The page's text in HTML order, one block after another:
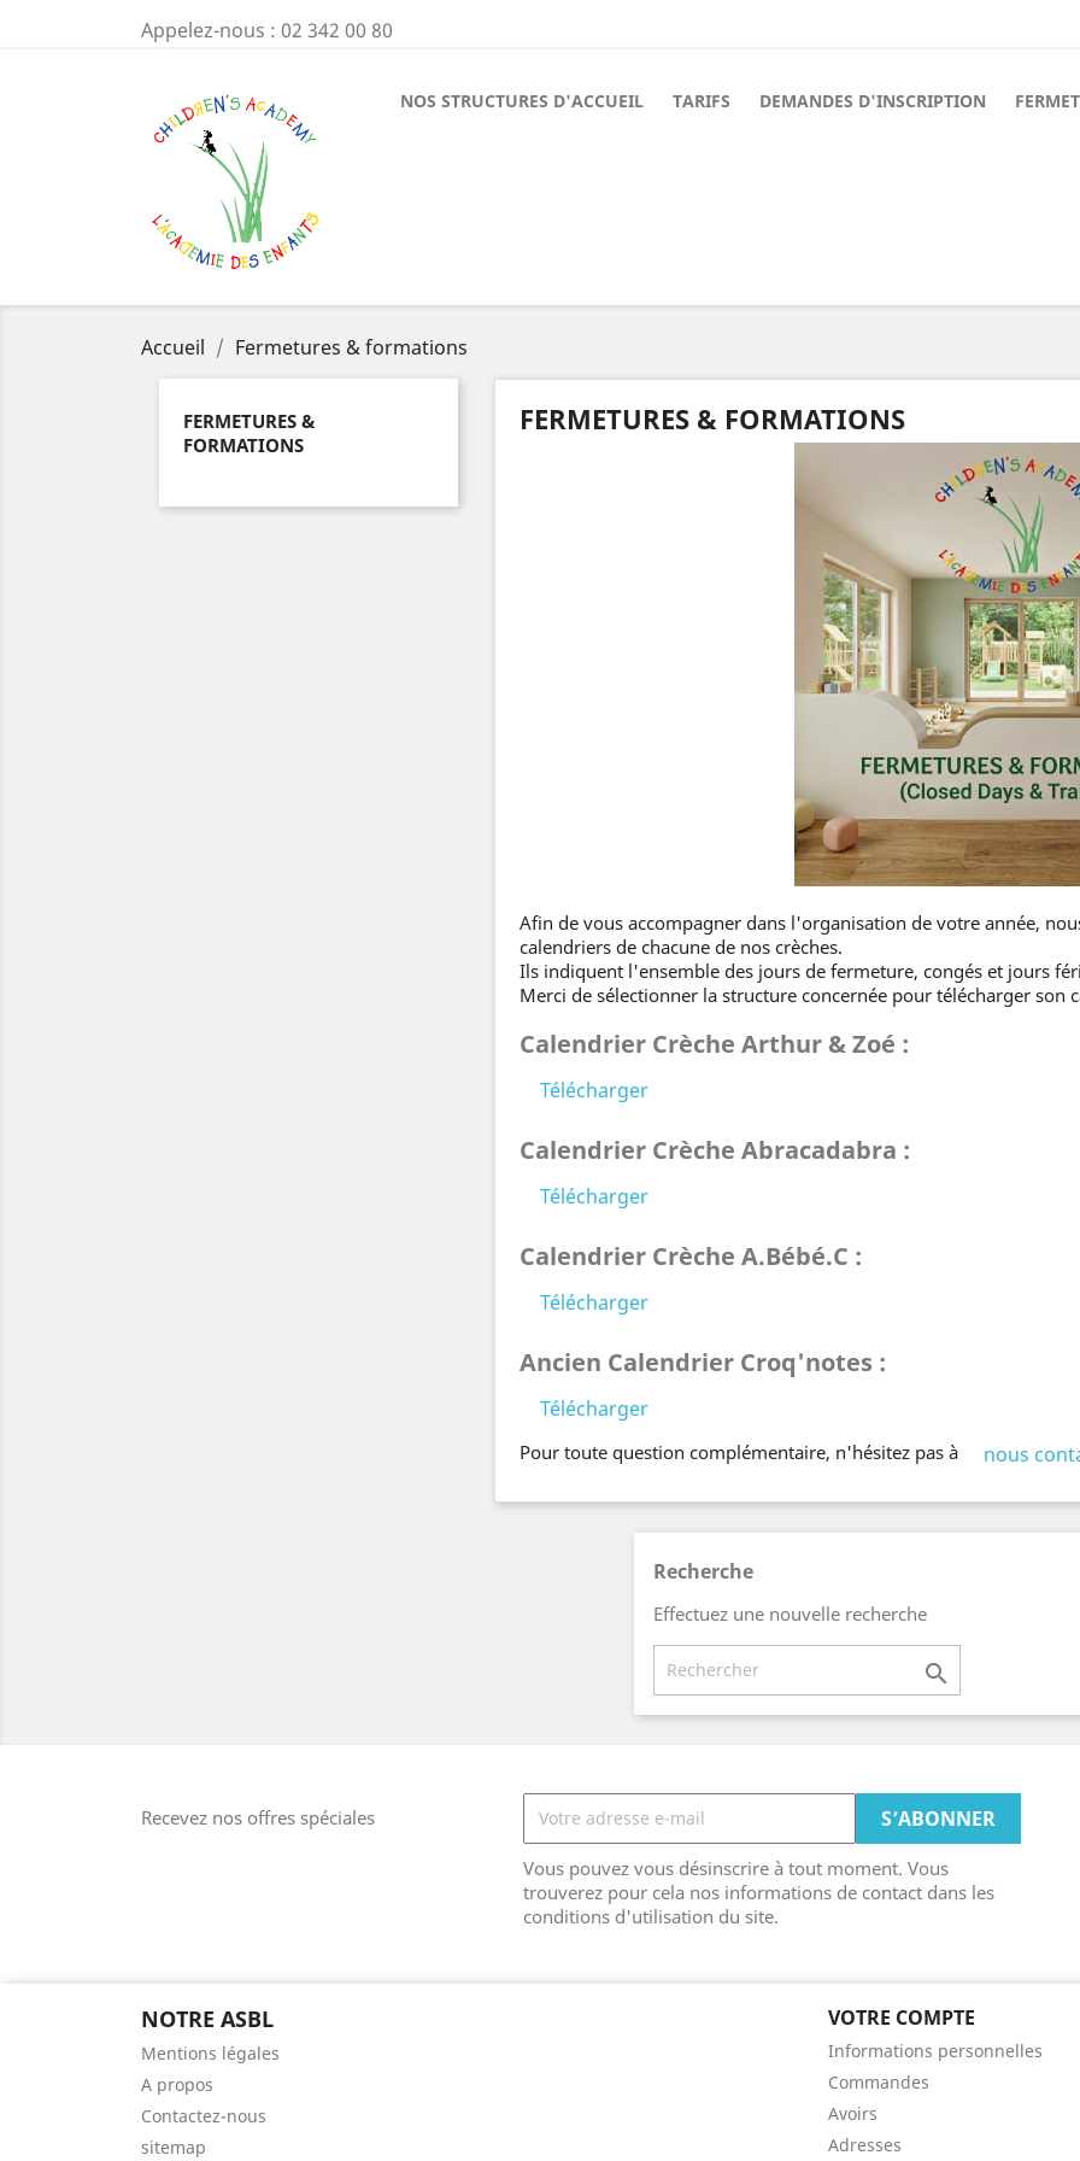
Appelez-nous : 02 342 00 80
NOS STRUCTURES D'ACCUEIL TARIFS DEMANDES D'INSCRIPTION
Accueil Fermetures & formations
FERMETURES &
FORMATIONS
FERMETURES & FORMATIONS
Afin de vous accompagner dans l'organisation de votre année,
calendriers de chacune de nos crèches.
Ils indiquent l'ensemble des jours de fermeture, congés et jours
Merci de sélectionner la structure concernée pour télécharger son
Calendrier Crèche Arthur & Zoé :
Télécharger
Calendrier Crèche Abracadabra :
Télécharger
Calendrier Crèche A.Bébé.C :
Télécharger
Ancien Calendrier Croq'notes :
Télécharger
Pour toute question complémentaire, n'hésitez pas à nous
Recherche
Effectuez une nouvelle recherche

Recevez nos offres spéciales
Vous pouvez vous désinscrire à tout moment. Vous
trouverez pour cela nos informations de contact dans les
conditions d'utilisation du site.
NOTRE ASBL
Mentions légales
A propos
Contactez-nous
sitemap
VOTRE COMPTE
Informations personnelles
Commandes
Avoirs
Adresses